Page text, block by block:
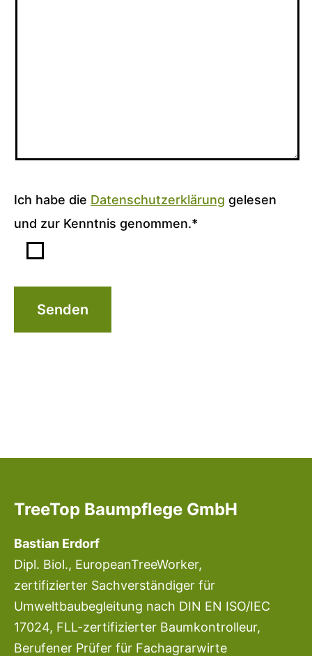
d
e
e
Ich habe die Datenschutzerklärung gelesen
und zur Kenntnis genommen.*
TreeTop Baumpflege GmbH
Bastian Erdorf
Dipl. Biol., EuropeanTreeWorker,
zertifizierter Sachverständiger für
Umweltbaubegleitung nach DIN EN ISO/IEC
17024, FLL-zertifizierter Baumkontrolleur,
Berufener Prüfer für Fachagrarwirte